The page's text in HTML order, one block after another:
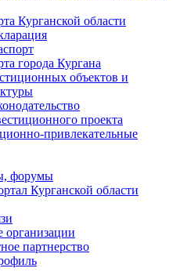
Курганской области
города Кургана
объектов и
проекта
привлекательные
форумы
Курганской области
организации
партнерство